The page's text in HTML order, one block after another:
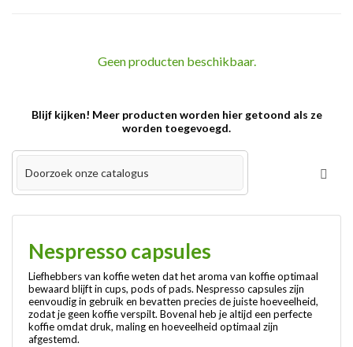
Geen producten beschikbaar.
Blijf kijken! Meer producten worden hier getoond als ze
worden toegevoegd.
Nespresso capsules
Liefhebbers van koffie weten dat het aroma van koffie optimaal
bewaard blijft in cups, pods of pads. Nespresso capsules zijn
eenvoudig in gebruik en bevatten precies de juiste hoeveelheid,
zodat je geen koffie verspilt. Bovenal heb je altijd een perfecte
koffie omdat druk, maling en hoeveelheid optimaal zijn
afgestemd.